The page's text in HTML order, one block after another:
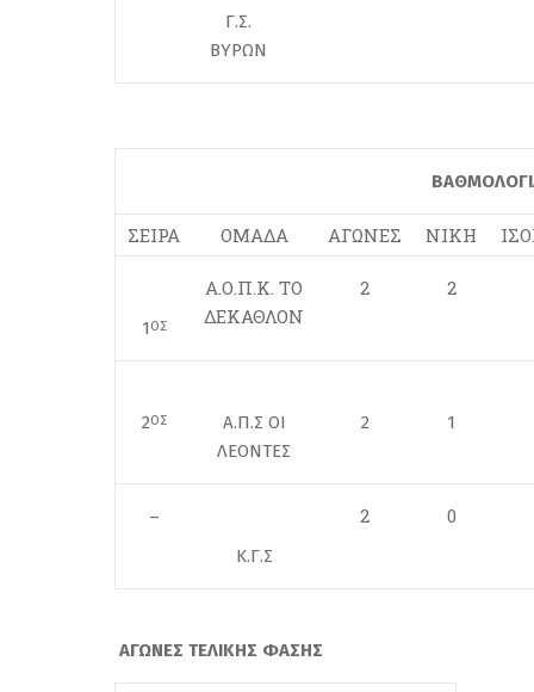
Γ.Σ.
ΒΥΡΩΝ
ΣΕΙΡΑ ΟΜΑΔΑ ΑΓΩΝΕΣ ΝΙΚΗ
1 ΟΣ
Α.Ο.Π.Κ. ΤΟ
ΔΕΚΑΘΛΟΝ
2 2
2ΟΣ
Α.Π.Σ ΟΙ
ΛΕΟΝΤΕΣ
2 1
–
Κ.Γ.Σ
2 0
ΑΓΩΝΕΣ ΤΕΛΙΚΗΣ ΦΑΣΗΣ